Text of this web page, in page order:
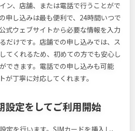
ン、店舗、または電話で行うことがで
申し込みは最も便利で、24時間いつで
式ウェブサイトから必要な情報を入力
だけです。店舗での申し込みでは、ス
てくれるため、初めての方でも安心し
できます。電話での申し込みも可能
が丁寧に対応してくれます。
設定をしてご利用開始
定を行います。SIMカードを挿入し、